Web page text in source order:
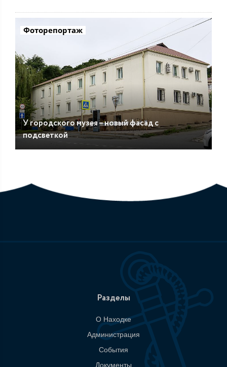
Фоторепортаж
У городского музея – новый фасад с
подсветкой
Разделы
О Находке
Администрация
События
Документы